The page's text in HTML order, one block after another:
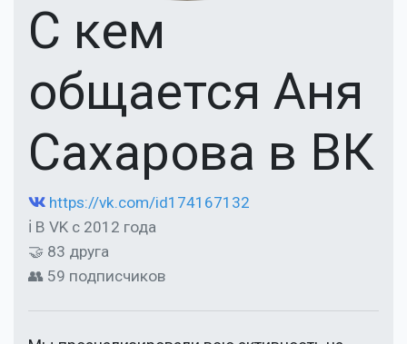
С кем
общается Аня
Сахарова в ВК
https://vk.com/id174167132
ℹ В VK с 2012 года
🤝 83 друга
👥 59 подписчиков